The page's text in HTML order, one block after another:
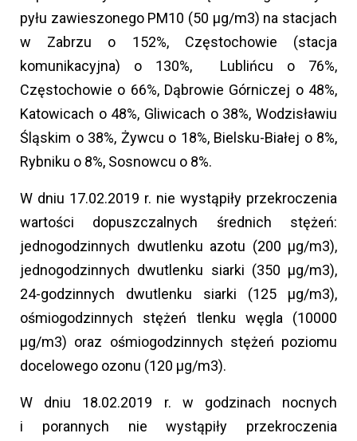
pyłu zawieszonego PM10 (50 µg/m3) na stacjach
w Zabrzu o 152%, Częstochowie (stacja
komunikacyjna) o 130%, Lublińcu o 76%,
Częstochowie o 66%, Dąbrowie Górniczej o 48%,
Katowicach o 48%, Gliwicach o 38%, Wodzisławiu
Śląskim o 38%, Żywcu o 18%, Bielsku-Białej o 8%,
Rybniku o 8%, Sosnowcu o 8%.
W dniu 17.02.2019 r. nie wystąpiły przekroczenia
wartości dopuszczalnych średnich stężeń:
jednogodzinnych dwutlenku azotu (200 µg/m3),
jednogodzinnych dwutlenku siarki (350 µg/m3),
24-godzinnych dwutlenku siarki (125 µg/m3),
ośmiogodzinnych stężeń tlenku węgla (10000
µg/m3) oraz ośmiogodzinnych stężeń poziomu
docelowego ozonu (120 µg/m3).
W dniu 18.02.2019 r. w godzinach nocnych
i porannych nie wystąpiły przekroczenia